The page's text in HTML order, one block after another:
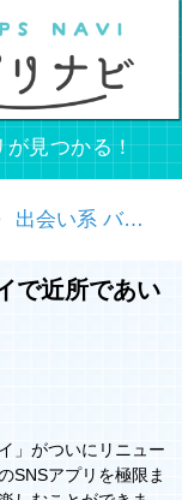
が見つかる！
出会い系 バクアイで近所であい探し
で近所であい
」がついにリニュー
SNSアプリを極限ま